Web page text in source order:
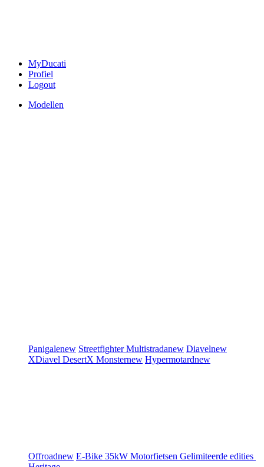
MyDucati
Profiel
Logout
Modellen
Panigalenew StreetfighterMultistradanew Diavelnew
XDiavel DesertX Monsternew Hypermotardnew
Offroadnew E-Bike 35kW Motorfietsen Gelimiteerde edities